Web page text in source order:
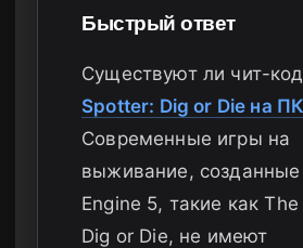
Быстрый ответ
Существуют ли чит-
Spotter: Dig or Die на
Современные игры на
выживание, созданные
Engine 5, такие как
Dig or Die, не имеют